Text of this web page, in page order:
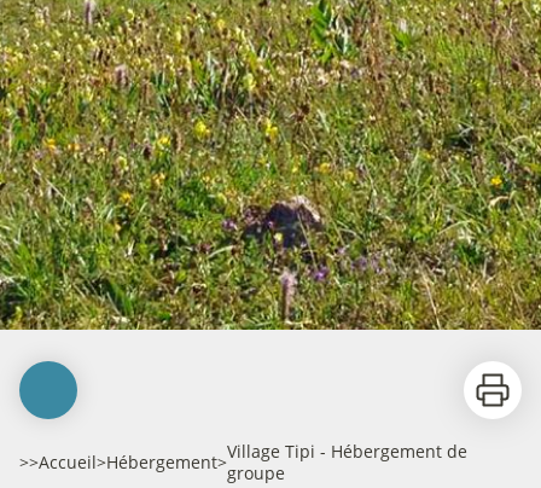
>>Accueil>Hébergement>Village Tipi - Hébergement de
groupe